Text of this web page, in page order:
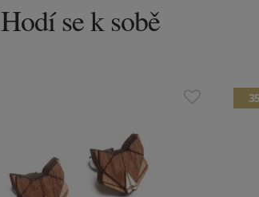
Hodí se k sobě